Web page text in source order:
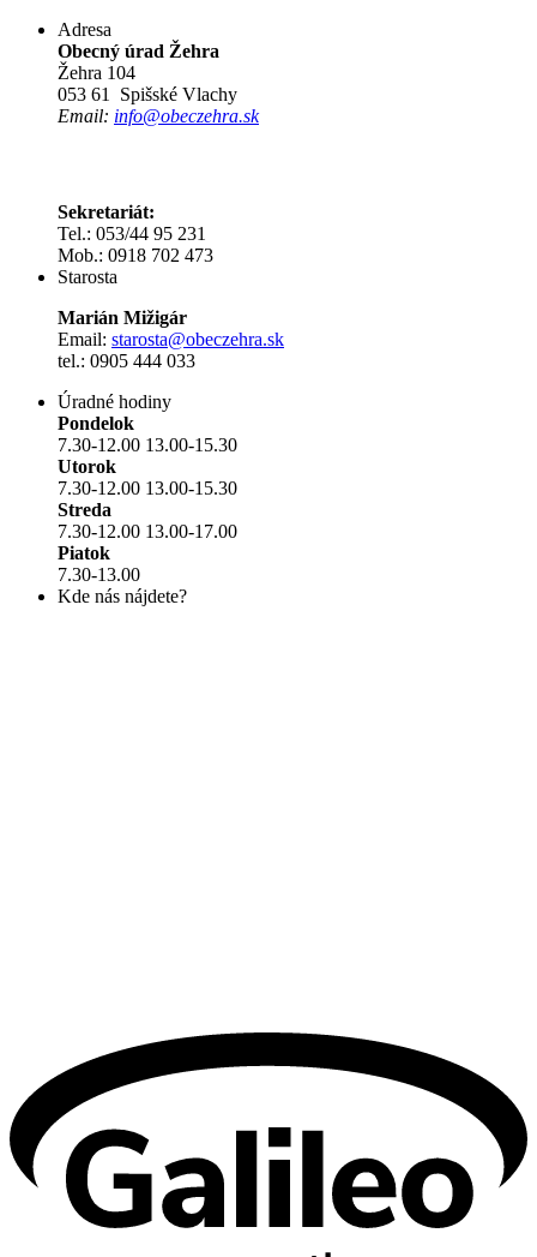
Adresa
Obecný úrad Žehra
Žehra 104
053 61 Spišské Vlachy
Email: info@obeczehra.sk
Sekretariát:
Tel.: 053/44 95 231
Mob.: 0918 702 473
Starosta
Marián Mižigár
Email: starosta@obeczehra.sk
tel.: 0905 444 033
Úradné hodiny
Pondelok
7.30-12.00 13.00-15.30
Utorok
7.30-12.00 13.00-15.30
Streda
7.30-12.00 13.00-17.00
Piatok
7.30-13.00
Kde nás nájdete?